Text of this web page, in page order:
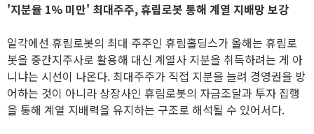
'지분율 1% 미만' 최대주주, 휴림로봇 통해 계열 지배망 보강
일각에선 휴림로봇의 최대 주주인 휴림홀딩스가 올해는 휴림로
봇을 중간지주사로 활용해 대신 계열사 지분을 취득하려는 게 아
니냐는 시선이 나온다. 최대주주가 직접 지분을 늘려 경영권을 방
어하는 것이 아니라 상장사인 휴림로봇의 자금조달과 투자 집행
을 통해 계열 지배력을 유지하는 구조로 해석될 수 있어서다.